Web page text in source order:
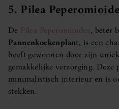
5. Pilea
De Pilea Peperomioides, beter
Pannenkoekenplant, is een
heeft gewonnen door zijn
gemakkelijke verzorging. Deze
minimalistisch interieur en is
stekken.